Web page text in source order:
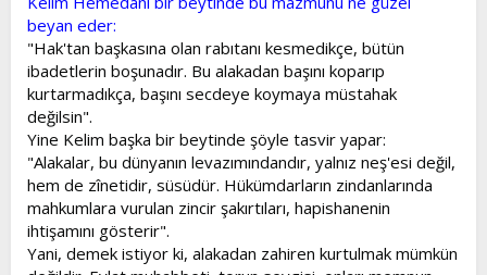
beyan eder:
"Hak'tan başkasına olan rabıtanı kesmedikçe, bütün
ibadetlerin boşunadır. Bu alakadan başını koparıp
kurtarmadıkça, başını secdeye koymaya müstahak
değilsin".
Yine Kelim başka bir beytinde şöyle tasvir yapar:
"Alakalar, bu dünyanın levazımındandır, yalnız neş'esi değil,
hem de zînetidir, süsüdür. Hükümdarların zindanlarında
mahkumlara vurulan zincir şakırtıları, hapishanenin
ihtişamını gösterir".
Yani, demek istiyor ki, alakadan zahiren kurtulmak mümkün